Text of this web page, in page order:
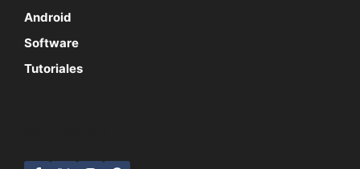
Android
Software
Tutoriales